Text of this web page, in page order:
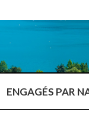
ENGAGÉS PAR